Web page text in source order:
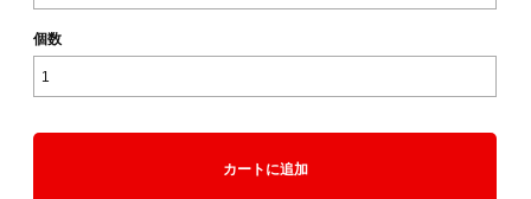
個数
カートに追加